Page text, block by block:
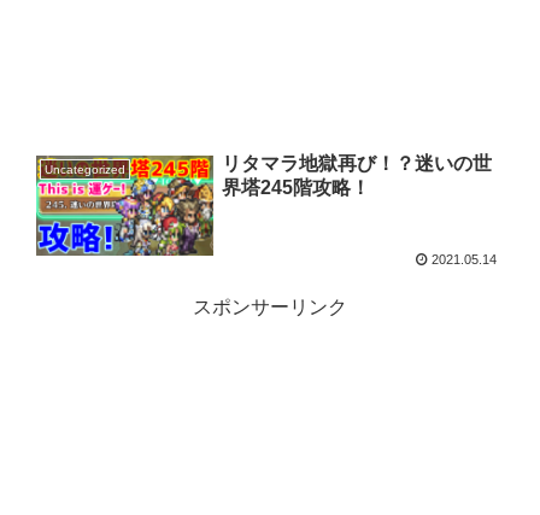
Uncategorized
リタマラ地獄再び！？迷いの世
界塔245階攻略！
2021.05.14
スポンサーリンク